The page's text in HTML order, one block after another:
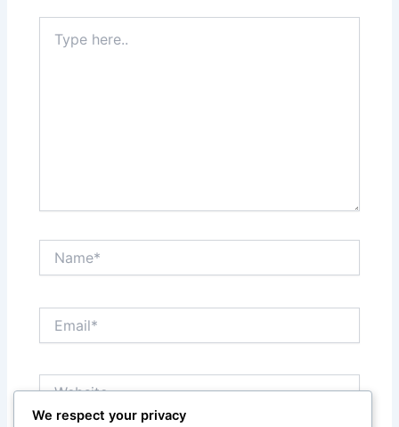
here..
We respect your privacy